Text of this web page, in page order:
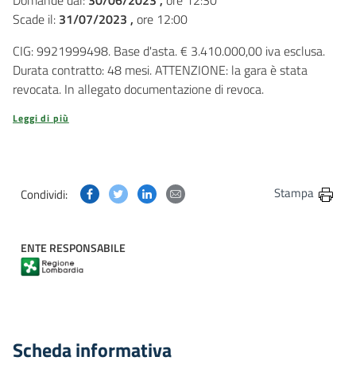
Scade il: 31/07/2023 , ore 12:00
CIG: 9921999498. Base d'asta. € 3.410.000,00 iva esclusa.
Durata contratto: 48 mesi. ATTENZIONE: la gara è stata
revocata. In allegato documentazione di revoca.
Leggi di più
Condividi: Condividi questa pagina su Facebook
Condividi questa pagina su Twitter
Condividi questa pagina su Linkedin
Condividi questa pagina via
Stampa
ENTE RESPONSABILE
Scheda informativa